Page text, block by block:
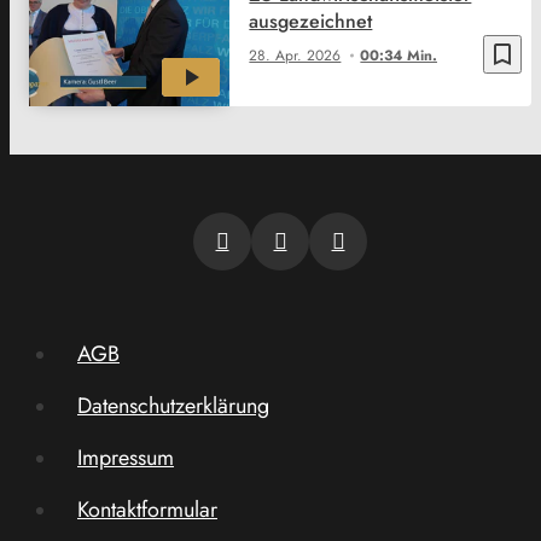
bookmark_border
28. Apr. 2026 00:34 Min.
ausgezeichnet
AGB
Datenschutzerklärung
Impressum
Kontaktformular